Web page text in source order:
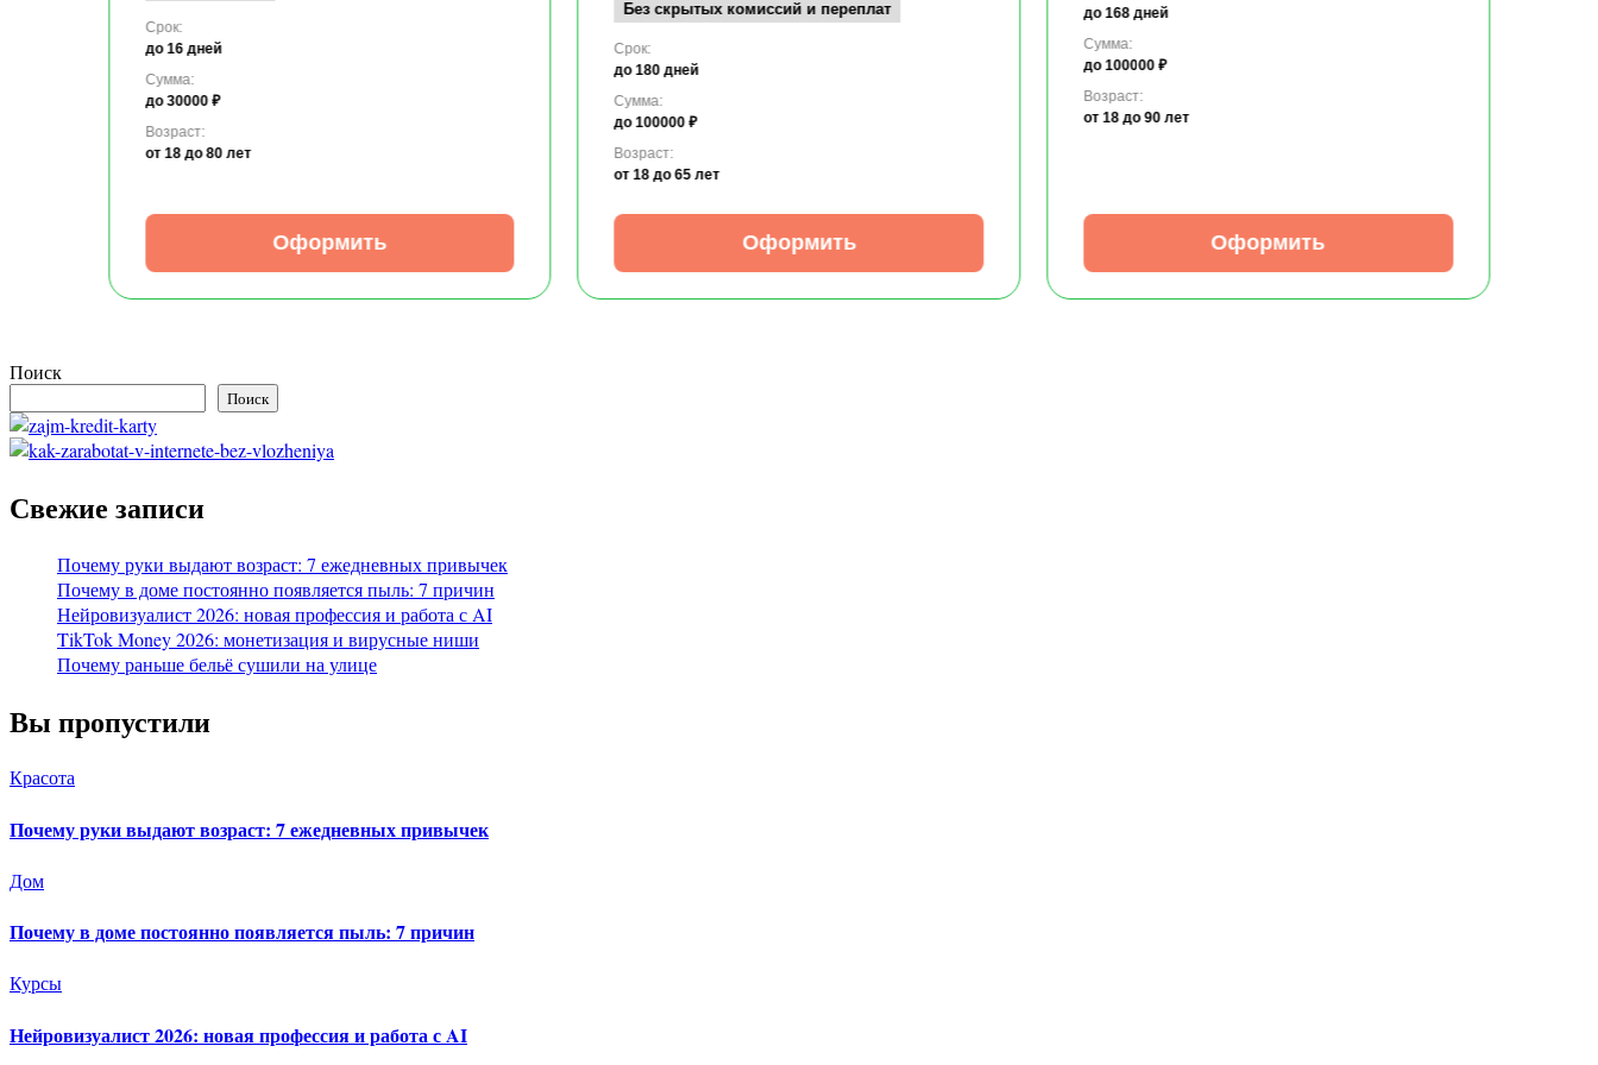
Срок:
до 16 дней
Сумма:
до 30000 ₽
Возраст:
от 18 до 80 лет
Оформить
Без скрытых комиссий и переплат
Срок:
до 180 дней
Сумма:
до 100000 ₽
Возраст:
от 18 до 65 лет
Оформить
до 168 дней
Сумма:
до 100000 ₽
Возраст:
от 18 до 90 лет
Оформить
Поиск
Поиск
Свежие записи
Почему руки выдают возраст: 7 ежедневных привычек
Почему в доме постоянно появляется пыль: 7 причин
Нейровизуалист 2026: новая профессия и работа с AI
TikTok Money 2026: монетизация и вирусные ниши
Почему раньше бельё сушили на улице
Вы пропустили
Красота
Почему руки выдают возраст: 7 ежедневных привычек
Дом
Почему в доме постоянно появляется пыль: 7 причин
Курсы
Нейровизуалист 2026: новая профессия и работа с AI